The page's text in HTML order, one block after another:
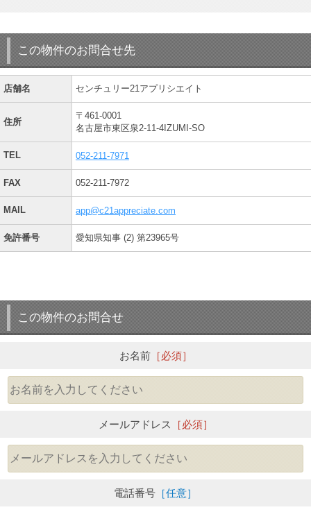
この物件のお問合せ先
店舗名 センチュリー21アプリシエイト
住所
〒461-0001
名古屋市東区泉2-11-4IZUMI-SO
TEL 052-211-7971
FAX 052-211-7972
MAIL app@c21appreciate.com
免許番号 愛知県知事 (2) 第23965号
この物件のお問合せ
お名前［必須］
メールアドレス ［必須］
電話番号 ［任意］